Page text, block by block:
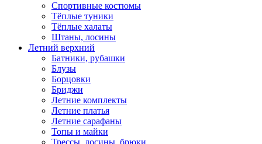
Спортивные костюмы
Тёплые туники
Тёплые халаты
Штаны, лосины
Летний верхний
Батники, рубашки
Блузы
Борцовки
Бриджи
Летние комплекты
Летние платья
Летние сарафаны
Топы и майки
Трессы, лосины, брюки